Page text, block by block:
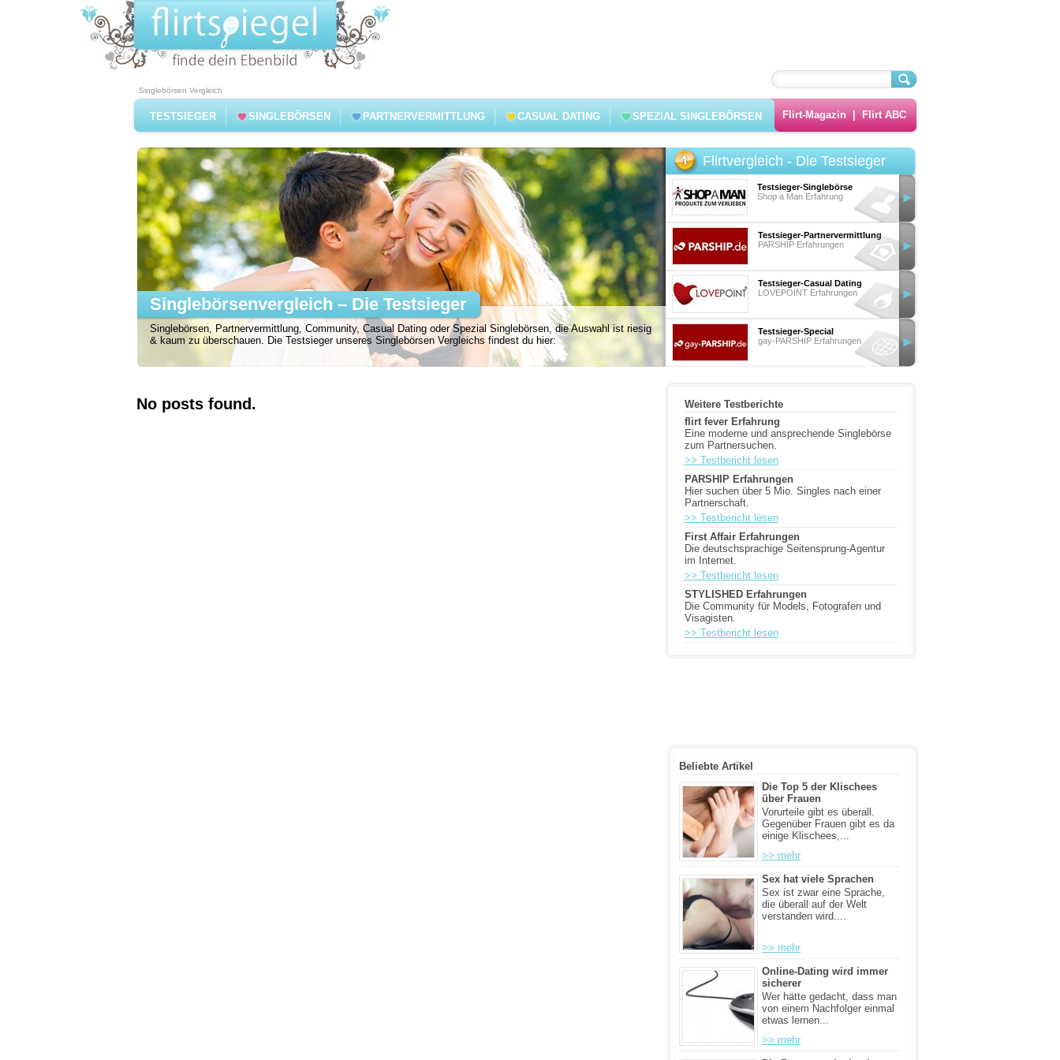
Singlebörsen Vergleich
TESTSIEGER SINGLEBÖRSEN PARTNERVERMITTLUNG CASUAL DATING SPEZIAL SINGLEBÖRSEN Flirt-Magazin|Flirt ABC
Singlebörsen, Partnervermittlung, Community, Casual Dating oder Spezial Singlebörsen, die Auswahl ist riesig
& kaum zu überschauen. Die Testsieger unseres Singlebörsen Vergleichs findest du hier:
Singlebörsenvergleich – Die Testsieger
Flirtvergleich - Die Testsieger
Testsieger-Singlebörse
Shop a Man Erfahrung
Testsieger-Partnervermittlung
PARSHIP Erfahrungen
Testsieger-Casual Dating
LOVEPOINT Erfahrungen
Testsieger-Special
gay-PARSHIP Erfahrungen
No posts found.
Weitere Testberichte
flirt fever Erfahrung
Eine moderne und ansprechende Singlebörse
zum Partnersuchen.
>> Testbericht lesen
PARSHIP Erfahrungen
Hier suchen über 5 Mio. Singles nach einer
Partnerschaft.
>> Testbericht lesen
First Affair Erfahrungen
Die deutschsprachige Seitensprung-Agentur
im Internet.
>> Testbericht lesen
STYLISHED Erfahrungen
Die Community für Models, Fotografen und
Visagisten.
>> Testbericht lesen
Beliebte Artikel
Die Top 5 der Klischees
über Frauen
Vorurteile gibt es überall.
Gegenüber Frauen gibt es da
einige Klischees,...
>> mehr
Sex hat viele Sprachen
Sex ist zwar eine Sprache,
die überall auf der Welt
verstanden wird....
>> mehr
Online-Dating wird immer
sicherer
Wer hätte gedacht, dass man
von einem Nachfolger einmal
etwas lernen...
>> mehr